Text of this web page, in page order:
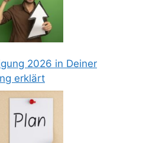
2026 in Deiner
erklärt